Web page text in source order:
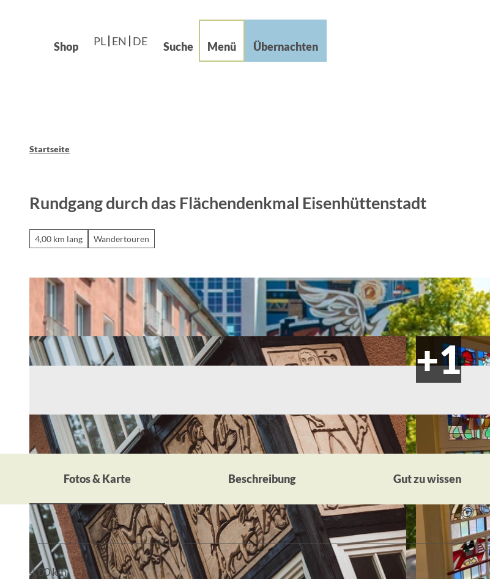
Shop PL EN DE Suche Menü Übernachten
Leichte Sprache
Startseite
Rundgang durch das Flächendenkmal Eisenhüttenstadt
4,00 km lang Wandertouren
Fotos & Karte Beschreibung Gut zu wissen
4,00 km